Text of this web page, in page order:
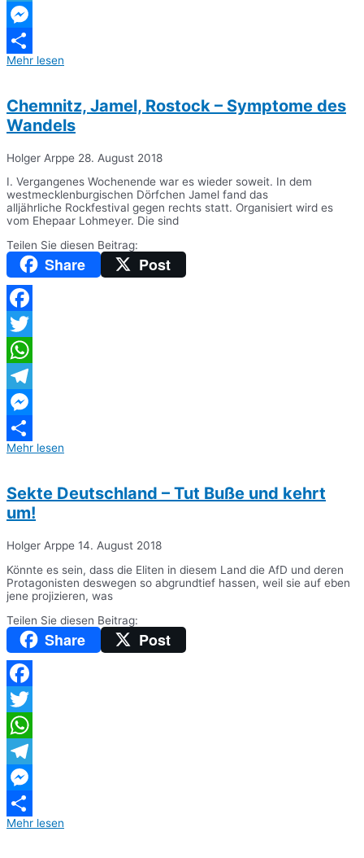
Telegram
Messenger
Teilen
Mehr lesen
Chemnitz, Jamel, Rostock – Symptome des
Wandels
Holger Arppe 28. August 2018
I. Vergangenes Wochenende war es wieder soweit. In dem
westmecklenburgischen Dörfchen Jamel fand das
alljährliche Rockfestival gegen rechts statt. Organisiert wird es
vom Ehepaar Lohmeyer. Die sind
Teilen Sie diesen Beitrag:
Share Post
Facebook
Twitter
WhatsApp
Telegram
Messenger
Teilen
Mehr lesen
Sekte Deutschland – Tut Buße und kehrt
um!
Holger Arppe 14. August 2018
Könnte es sein, dass die Eliten in diesem Land die AfD und deren
Protagonisten deswegen so abgrundtief hassen, weil sie auf eben
jene projizieren, was
Teilen Sie diesen Beitrag:
Share Post
Facebook
Twitter
WhatsApp
Telegram
Messenger
Teilen
Mehr lesen